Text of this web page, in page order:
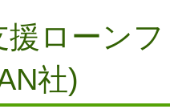
援ローン
社)